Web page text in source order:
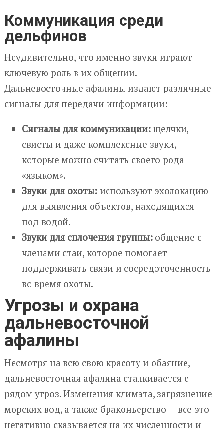
Коммуникация среди
дельфинов
Неудивительно, что именно звуки играют
ключевую роль в их общении.
Дальневосточные афалины издают различные
сигналы для передачи информации:
Сигналы для коммуникации: щелчки,
свисты и даже комплексные звуки,
которые можно считать своего рода
«языком».
Звуки для охоты: используют эхолокацию
для выявления объектов, находящихся
под водой.
Звуки для сплочения группы: общение с
членами стаи, которое помогает
поддерживать связи и сосредоточенность
во время охоты.
Угрозы и охрана
дальневосточной
афалины
Несмотря на всю свою красоту и обаяние,
дальневосточная афалина сталкивается с
рядом угроз. Изменения климата, загрязнение
морских вод, а также браконьерство — все это
негативно сказывается на их численности и